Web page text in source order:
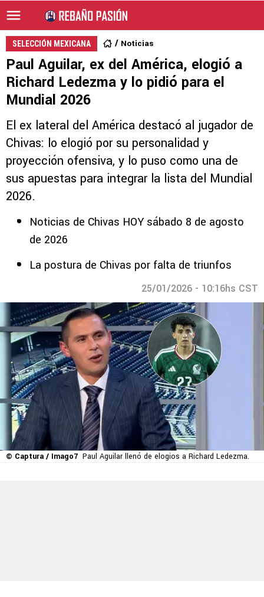
SELECCIÓN MEXICANA Noticias
Paul Aguilar, ex del América, elogió a
Richard Ledezma y lo pidió para el
Mundial 2026
El ex lateral del América destacó al jugador de
Chivas: lo elogió por su personalidad y
proyección ofensiva, y lo puso como una de
sus apuestas para integrar la lista del Mundial
2026.
Noticias de Chivas HOY sábado 8 de agosto
de 2026
La postura de Chivas por falta de triunfos
25/01/2026 - 10:16hs CST
© Captura / Imago7 Paul Aguilar llenó de elogios a Richard Ledezma.